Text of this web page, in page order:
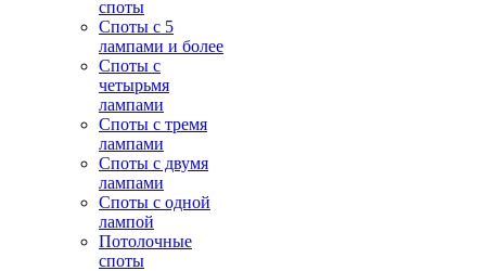
споты
Споты с 5
лампами и более
Споты с
четырьмя
лампами
Споты с тремя
лампами
Споты с двумя
лампами
Споты с одной
лампой
Потолочные
споты